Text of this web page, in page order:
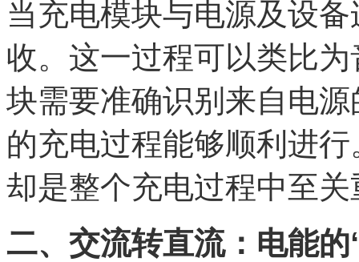
当充电模块与电源及设
收。这一过程可以类比
块需要准确识别来自电
的充电过程能够顺利进
却是整个充电过程中至
二、交流转直流：电能的